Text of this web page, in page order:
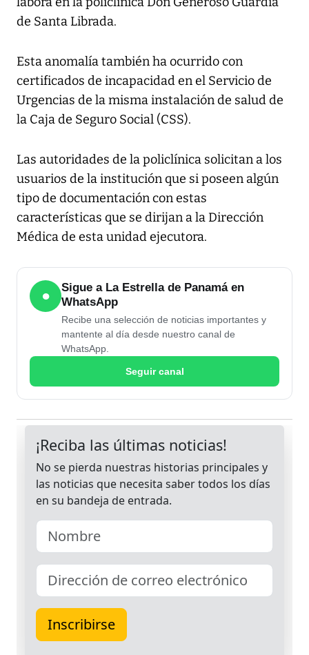
de Santa Librada.
Esta anomalía también ha ocurrido con
certificados de incapacidad en el Servicio de
Urgencias de la misma instalación de salud de
la Caja de Seguro Social (CSS).
Las autoridades de la policlínica solicitan a los
usuarios de la institución que si poseen algún
tipo de documentación con estas
características que se dirijan a la Dirección
Médica de esta unidad ejecutora.
●
Sigue a La Estrella de Panamá en
WhatsApp
Recibe una selección de noticias importantes y
mantente al día desde nuestro canal de
WhatsApp.
Seguir canal